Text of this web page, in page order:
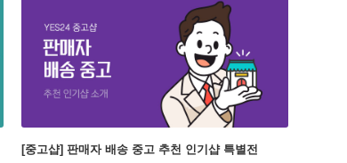
[중고샵] 판매자 배송 중고 추천 인기샵 특별전